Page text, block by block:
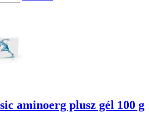
aminoerg plusz gél 100 g